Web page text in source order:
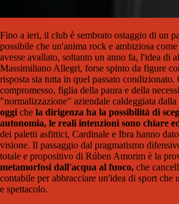
Fino a ieri, il club è sembrato ostaggio di un
possibile che un'anima rock e ambiziosa
avesse avallato, soltanto un anno fa, l'idea di
Massimiliano Allegri, forse spinto da figure
risposta sta tutta in quel passato condizionato.
compromesso, figlia della paura e della
"normalizzazione" aziendale caldeggiata
oggiche la dirigenza ha la possibilità di
autonomia, le reali intenzioni sono chiare
dei paletti asfittici, Cardinale e Ibra hanno
visione. Il passaggio dal pragmatismo
totale e propositivo di Rúben Amorim è la
metamorfosi dall'acqua al fuoco, che
contabile per abbracciare un'idea di sport che
e spettacolo.